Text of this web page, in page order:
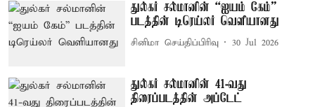
துல்கர் சல்மானின் “ஐயம் கேம்”
படத்தின் டிரெய்லர் வெளியானது
சினிமா செய்திப்பிரிவு 30 Jul 2026
துல்கர் சல்மானின் 41-வது
திரைப்படத்தின் அப்டேட்